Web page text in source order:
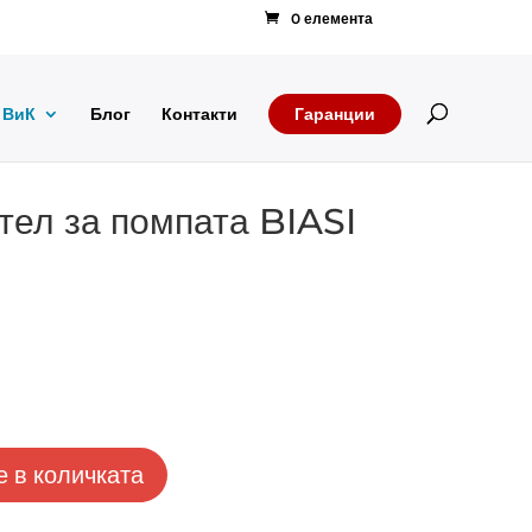
0 елемента
ВиК Блог Контакти Гаранции
за помпата BIASI
в количката